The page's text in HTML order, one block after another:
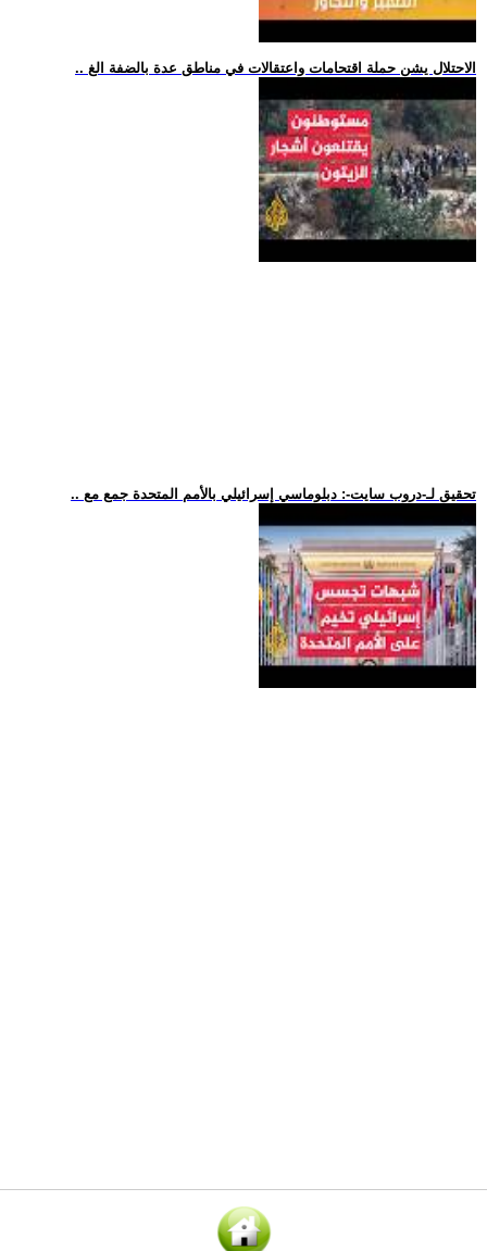
.. الاحتلال يشن حملة اقتحامات واعتقالات في مناطق عدة بالضفة الغ
.. تحقيق لـ-دروب سايت-: دبلوماسي إسرائيلي بالأمم المتحدة جمع مع